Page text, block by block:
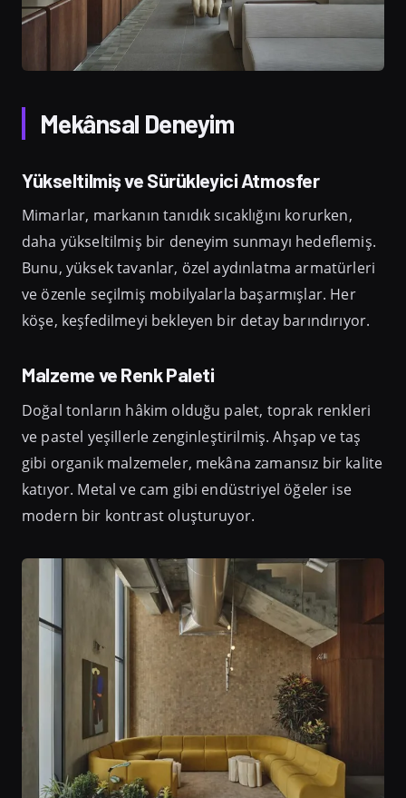
Mekânsal Deneyim
Yükseltilmiş ve Sürükleyici Atmosfer
Mimarlar, markanın tanıdık sıcaklığını korurken,
daha yükseltilmiş bir deneyim sunmayı hedeflemiş.
Bunu, yüksek tavanlar, özel aydınlatma armatürleri
ve özenle seçilmiş mobilyalarla başarmışlar. Her
köşe, keşfedilmeyi bekleyen bir detay barındırıyor.
Malzeme ve Renk Paleti
Doğal tonların hâkim olduğu palet, toprak renkleri
ve pastel yeşillerle zenginleştirilmiş. Ahşap ve taş
gibi organik malzemeler, mekâna zamansız bir kalite
katıyor. Metal ve cam gibi endüstriyel öğeler ise
modern bir kontrast oluşturuyor.